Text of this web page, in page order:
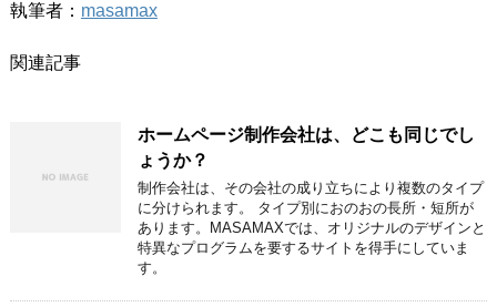
執筆者： masamax
関連記事
ホームページ制作会社は、どこも同じでし
ょうか？
制作会社は、その会社の成り立ちにより複数のタイプ
に分けられます。 タイプ別におのおの長所・短所が
あります。MASAMAXでは、オリジナルのデザインと
特異なプログラムを要するサイトを得手にしていま
す。